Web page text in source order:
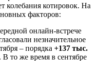
колебания котировок. На
факторов:
онлайн-встрече
незначительное
– порядка +137 тыс.
В то же время в сентябре